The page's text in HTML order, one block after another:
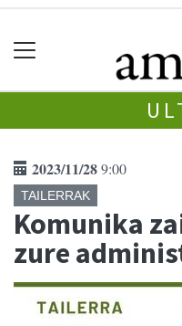
2023/11/289:00
TAILERRAK
Komunika
zure